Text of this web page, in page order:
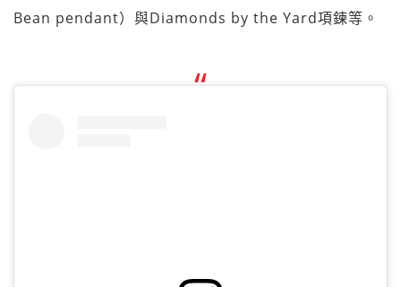
Bean pendant）與Diamonds by the Yard項鍊等。